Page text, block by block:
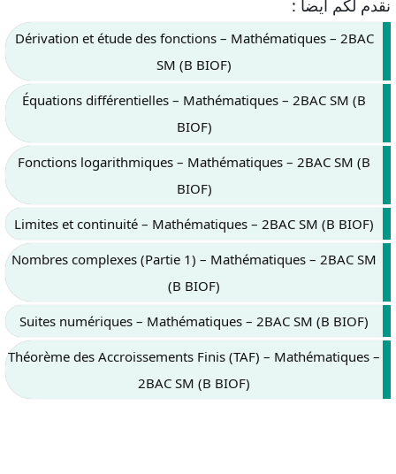
نقدم لكم ايضا :
Dérivation et étude des fonctions – Mathématiques – 2BAC
SM (B BIOF)
Équations différentielles – Mathématiques – 2BAC SM (B
BIOF)
Fonctions logarithmiques – Mathématiques – 2BAC SM (B
BIOF)
Limites et continuité – Mathématiques – 2BAC SM (B BIOF)
Nombres complexes (Partie 1) – Mathématiques – 2BAC SM
(B BIOF)
Suites numériques – Mathématiques – 2BAC SM (B BIOF)
Théorème des Accroissements Finis (TAF) – Mathématiques –
2BAC SM (B BIOF)